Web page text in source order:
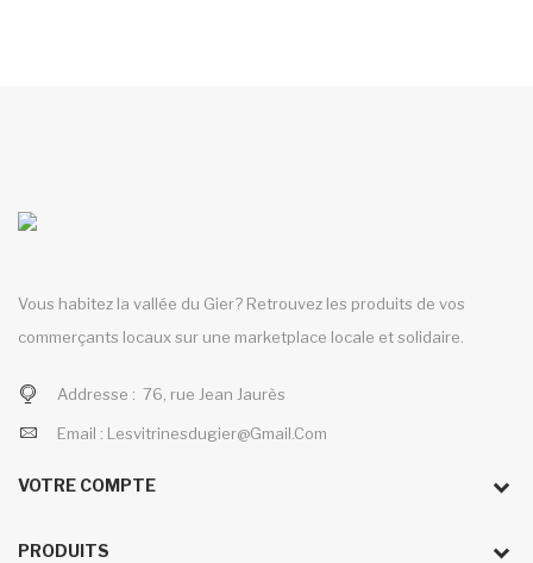
Vous habitez la vallée du Gier? Retrouvez les produits de vos
commerçants locaux sur une marketplace locale et solidaire.
Addresse : 76, rue Jean Jaurès
Email : Lesvitrinesdugier@gmail.com
VOTRE COMPTE
PRODUITS